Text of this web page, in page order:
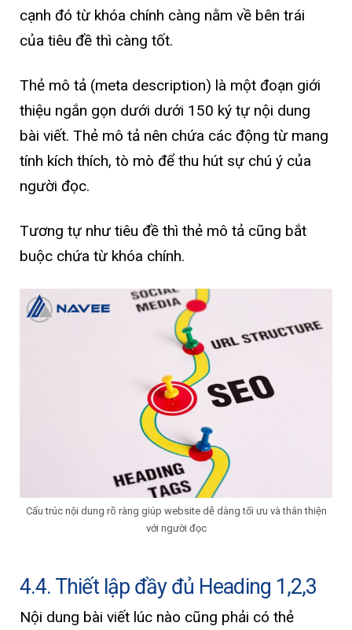
cạnh đó từ khóa chính càng nằm về bên trái
của tiêu đề thì càng tốt.
Thẻ mô tả (meta description) là một đoạn giới
thiệu ngắn gọn dưới dưới 150 ký tự nội dung
bài viết. Thẻ mô tả nên chứa các động từ mang
tính kích thích, tò mò để thu hút sự chú ý của
người đọc.
Tương tự như tiêu đề thì thẻ mô tả cũng bắt
buộc chứa từ khóa chính.
Cấu trúc nội dung rõ ràng giúp website dễ dàng tối ưu và thân thiện
với người đọc
4.4. Thiết lập đầy đủ Heading 1,2,3
Nội dung bài viết lúc nào cũng phải có thẻ